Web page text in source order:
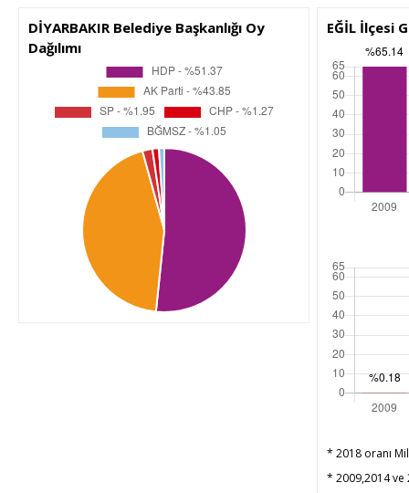
DİYARBAKIR Belediye Başkanlığı Oy
Dağılımı
EĞİL İlçesi
* 2018 oranı
* 2009,2014 ve